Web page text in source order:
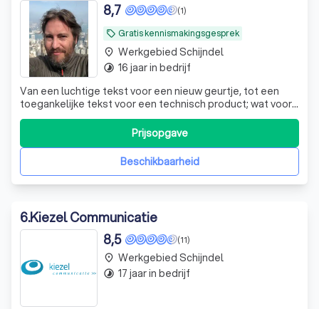
local_offer Gratis kennismakingsgesprek
(1)
8,7
Van een luchtige tekst voor een nieuw geurtje, tot een
toegankelijke tekst voor een technisch product; wat voor
type tekst ik ook typ, ik zorg altijd dat die lekker loopt én je
Beschikbaarheid
Prijsopgave
place Werkgebied Schijndel
timelapse 16 jaar in bedrijf
6.Kiezel Communicatie
(11)
8,5
place Werkgebied Schijndel
timelapse 17 jaar in bedrijf